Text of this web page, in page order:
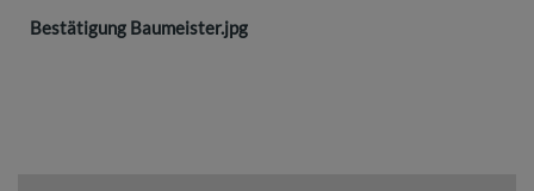
Bestätigung Baumeister.jpg